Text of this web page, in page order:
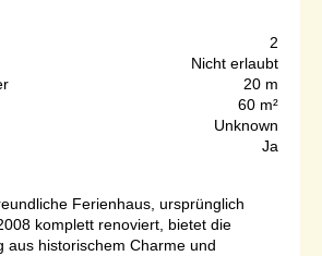
2
Nicht erlaubt
20 m
60 m²
Unknown
Ja
Ferienhaus, ursprünglich
komplett renoviert, bietet die
aus historischem Charme und